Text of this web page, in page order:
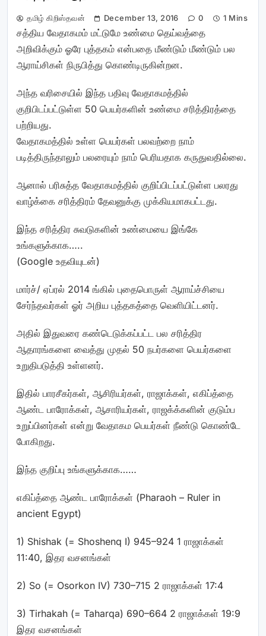
தமிழ் கிறிஸ்தவன் December 13, 2016 0 1 Mins
சத்திய வேதாகமம் மட்டுமே உண்மை தெய்வத்தை
அறிவிக்கும் ஓரே புத்தகம் என்பதை மீண்டும் மீண்டும் பல
ஆராய்சிகள் நிருபித்து கொண்டிருகின்றன.
அந்த வரிசையில் இந்த பதிவு வேதாகமத்தில்
குறிபிடப்பட்டுள்ள 50 பெயர்களின் உண்மை சரித்திரத்தை
பற்றியது.
வேதாகமத்தில் உள்ள பெயர்கள் பலவற்றை நாம்
படித்திருந்தாலும் பலரையும் நாம் பெரியதாக கருதுவதில்லை.
ஆனால் பரிசுத்த வேதாகமத்தில் குறிப்பிடப்பட்டுள்ள பலரது
வாழ்க்கை சரித்திரம் தேவனுக்கு முக்கியமாகபட்டது.
இந்த சரித்திர சுவடுகளின் உண்மையை இங்கே
உங்களுக்காக…..
(Google உதவியுடன்)
மார்ச்/ ஏப்ரல் 2014 ங்கில் புதைபொருள் ஆராய்ச்சியை
சேர்ந்தவர்கள் ஓர் அறிய புத்தகத்தை வெளியிட்டனர்.
அதில் இதுவரை கண்டெடுக்கப்பட்ட பல சரித்திர
ஆதாரங்களை வைத்து முதல் 50 நபர்களை பெயர்களை
உறுதிபடுத்தி உள்ளனர்.
இதில் பாரசீகர்கள், ஆசிரியர்கள், ராஜாக்கள், எகிப்த்தை
ஆண்ட பாரோக்கள், ஆசாரியர்கள், ராஜக்க்களின் குடும்ப
உறுப்பினர்கள் என்று வேதாகம பெயர்கள் நீண்டு கொண்டே
போகிறது.
இந்த குறிப்பு உங்களுக்காக……
எகிப்த்தை ஆண்ட பாரோக்கள் (Pharaoh – Ruler in
ancient Egypt)
1) Shishak (= Shoshenq I) 945–924 1 ராஜாக்கள்
11:40, இதர வசனங்கள்
2) So (= Osorkon IV) 730–715 2 ராஜாக்கள் 17:4
3) Tirhakah (= Taharqa) 690–664 2 ராஜாக்கள் 19:9
இதர வசனங்கள்